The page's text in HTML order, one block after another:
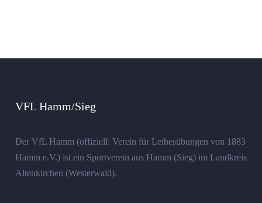
VFL Hamm/Sieg
Der VfL Hamm (offiziell: Verein für Leibesübungen von 1883
Hamm e.V.) ist ein Sportverein aus Hamm (Sieg) im Landkreis
Altenkirchen (Westerwald).